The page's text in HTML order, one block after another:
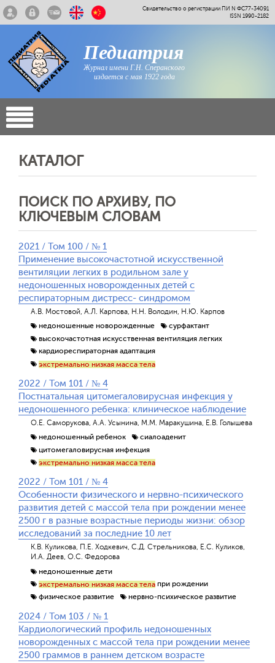
Свидетельство о регистрации ПИ N ФС77-34091
ISSN 1990-2182
Педиатрия
Журнал имени Г.Н. Сперанского
издается с мая 1922 года
КАТАЛОГ
ПОИСК ПО АРХИВУ, ПО
КЛЮЧЕВЫМ СЛОВАМ
2021 / Том 100 / № 1
Применение высокочастотной искусственной
вентиляции легких в родильном зале у
недоношенных новорожденных детей с
респираторным дистресс- синдромом
А.В. Мостовой, А.Л. Карпова, Н.Н. Володин, Н.Ю. Карпов
недоношенные новорожденные
сурфактант
высокочастотная искусственная вентиляция легких
кардиореспираторная адаптация
экстремально низкая масса тела
2022 / Том 101 / № 4
Постнатальная цитомегаловирусная инфекция у
недоношенного ребенка: клиническое наблюдение
О.Е. Саморукова, А.А. Усынина, М.М. Маракушина, Е.В. Голышева
недоношенный ребенок
сиалоаденит
цитомегаловирусная инфекция
экстремально низкая масса тела
2022 / Том 101 / № 4
Особенности физического и нервно-психического
развития детей с массой тела при рождении менее
2500 г в разные возрастные периоды жизни: обзор
исследований за последние 10 лет
К.В. Куликова, П.Е. Ходкевич, С.Д. Стрельникова, Е.С. Куликов,
И.А. Деев, О.С. Федорова
недоношенные дети
экстремально низкая масса тела при рождении
физическое развитие
нервно-психическое развитие
2024 / Том 103 / № 1
Кардиологический профиль недоношенных
новорожденных с массой тела при рождении менее
2500 граммов в раннем детском возрасте